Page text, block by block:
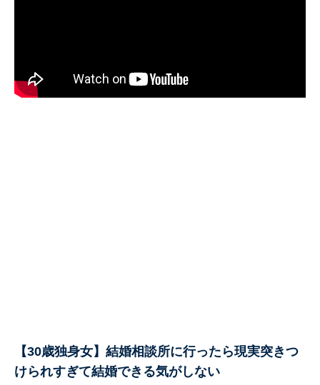
【30歳独身女】結婚相談所に行ったら現実突きつ
けられすぎて結婚できる気がしない